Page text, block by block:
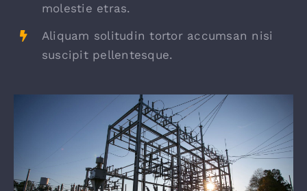
molestie etras.
Aliquam solitudin tortor accumsan nisi
suscipit pellentesque.